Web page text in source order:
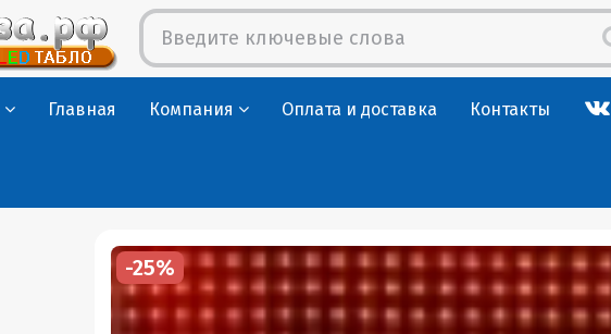
Главная Компания Оплата и доставка Контакты
-25%